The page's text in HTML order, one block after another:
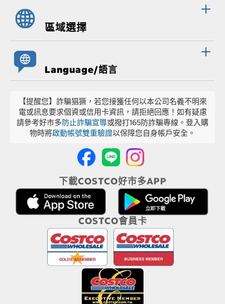
區域選擇
Language/語言
【提醒您】詐騙猖獗，若您接獲任何以本公司名義不明來
電或訊息要求個資或信用卡資訊，請拒絕回應！如有疑慮
請參考好市多防止詐騙宣導或撥打165防詐騙專線。登入購
物時將啟動帳號雙重驗證以保障您自身帳戶安全。
下載COSTCO好市多APP
COSTCO會員卡